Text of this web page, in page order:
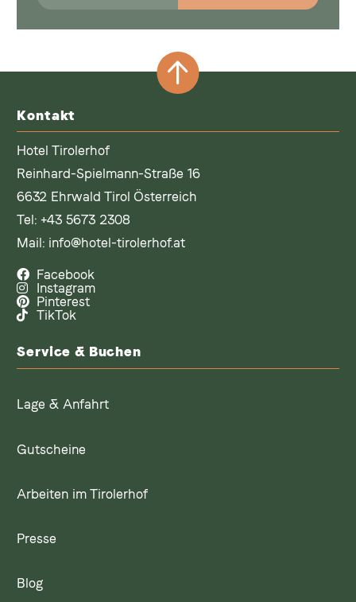
Kontakt
Hotel Tirolerhof
Reinhard-Spielmann-Straße 16
6632 Ehrwald Tirol Österreich
Tel:+43 5673 2308
Mail: info@hotel-tirolerhof.at
Facebook
Instagram
Pinterest
TikTok
Service & Buchen
Lage & Anfahrt
Gutscheine
Arbeiten im Tirolerhof
Presse
Blog